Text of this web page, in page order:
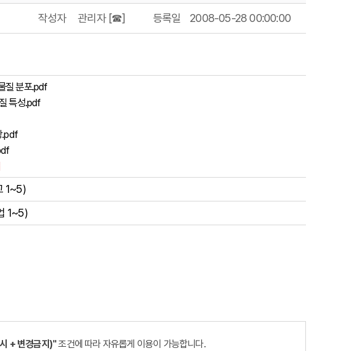
등록일 2008-05-28 00:00:00
작성자 관리자 [☎]
질 분포.pdf
특성.pdf
.pdf
1~5)
1~5)
+ 변경금지)"조건에 따라 자유롭게 이용이 가능합니다.